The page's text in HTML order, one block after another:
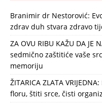
Branimir dr Nestorović:
zdrav duh stvara zdravo
ZA OVU RIBU KAŽU DA JE
sedmično zaštitiće vaše
memoriju
ŽITARICA ZLATA
floru, štiti srce, čisti